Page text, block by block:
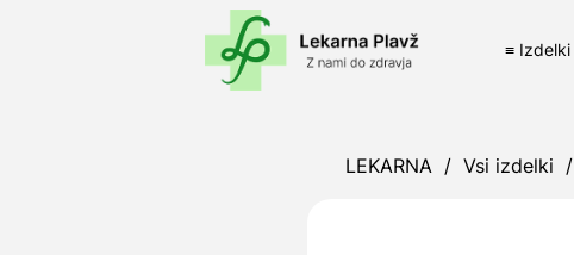
≡ Izdelki
LEKARNA / Vsi izdelki /